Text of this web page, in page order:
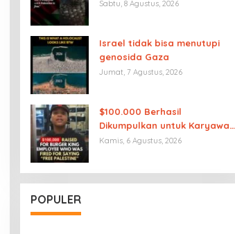
Sabtu, 8 Agustus, 2026
Israel tidak bisa menutupi
genosida Gaza
Jumat, 7 Agustus, 2026
$100.000 Berhasil
Dikumpulkan untuk Karyawan
Burger King yang Dipecat
Kamis, 6 Agustus, 2026
POPULER